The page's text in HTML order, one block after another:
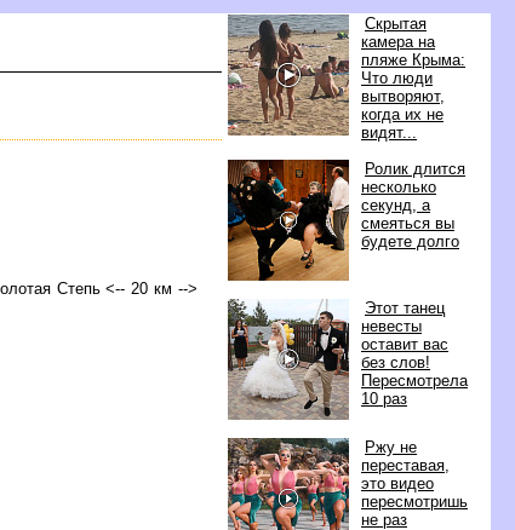
Скрытая
камера на
пляже Крыма:
Что люди
ытворяют,
когда их не
идят...
Ролик длится
несколько
секунд, а
смеяться вы
удете долго
Этот танец
невесты
оставит вас
ез слов!
Пересмотрела
10 раз
Ржу не
переставая,
это видео
пересмотришь
не раз
Степь <-- 20 км -->